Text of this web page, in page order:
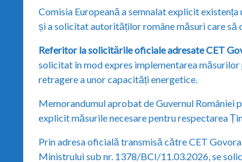
Comisia Europeană a semnalat explicit
și a solicitat autorităților române măsuri care să
Referitor la solicitările oficiale adresate CET
solicitat în mod expres implementarea
retragere a unor capacități energetice.
Memorandumul aprobat de Guvernul României
explicit măsurile necesare pentru respectarea
Prin adresa oficială transmisă către CET
Ministrului sub nr. 1378/BCI/11.03.2026, se